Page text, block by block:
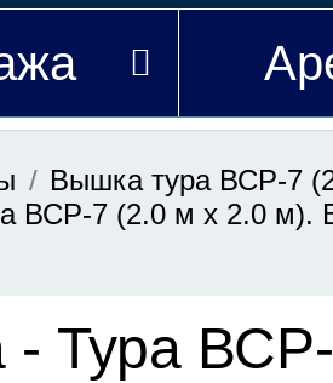
Вышка тура ВСР-7
ВСР-7 (2.0 м х 2.0 м).
Тура